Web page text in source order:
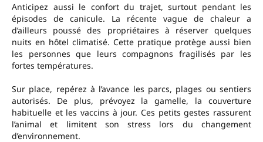
Anticipez aussi le confort du trajet, surtout pendant les
épisodes de canicule. La récente vague de chaleur a
d’ailleurs poussé des propriétaires à réserver quelques
nuits en hôtel climatisé. Cette pratique protège aussi bien
les personnes que leurs compagnons fragilisés par les
fortes températures.
Sur place, repérez à l’avance les parcs, plages ou sentiers
autorisés. De plus, prévoyez la gamelle, la couverture
habituelle et les vaccins à jour. Ces petits gestes rassurent
l’animal et limitent son stress lors du changement
d’environnement.